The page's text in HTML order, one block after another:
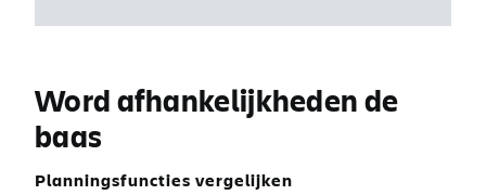
Word afhankelijkheden de
baas
Planningsfuncties vergelijken